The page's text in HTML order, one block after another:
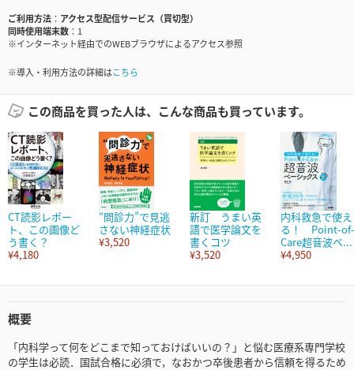
ご利用方法
アクセス型配信サービス（買切型）
同時使用端末数
1
※インターネット経由でのWEBブラウザによるアクセス参照
※導入・利用方法の詳細はこちら
この商品を買った人は、こんな商品も買っています。
CT読影レポー
ト、この画像ど
う書く？
¥4,180
“問診力”で見逃
さない神経症状
¥3,520
新訂 うまい英
語で医学論文を
書くコツ
¥3,520
内科救急で使え
る！ Point-of-
Care超音波ベ...
¥4,950
概要
「内科学って何をどこまで知っておけばいいの？」と悩む医療系専門学校
の学生は必読．国試合格に必須で，なおかつ卒後患者から信頼を得るため